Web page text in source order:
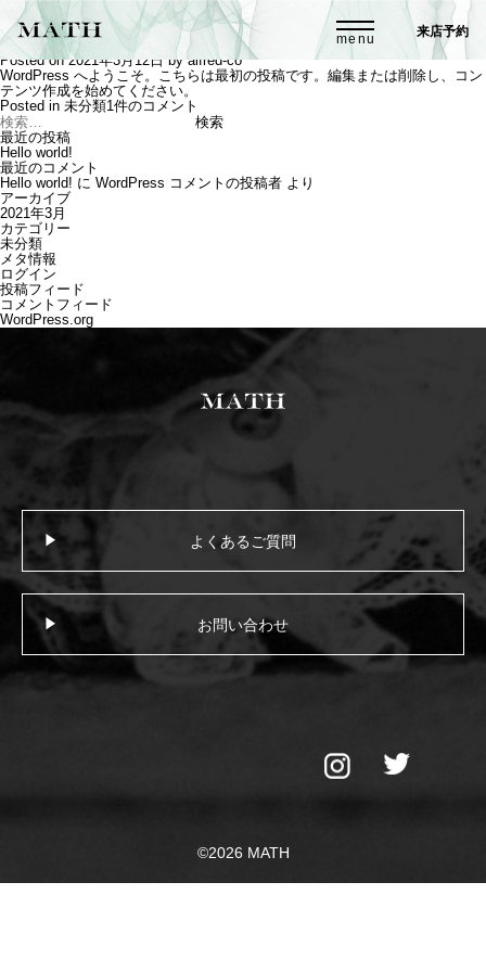
来店予約
2021年3月
Hello world!
Posted on2021年3月12日 byalfred-co
WordPress へようこそ。こちらは最初の投稿です。編集または削除し、コン
テンツ作成を始めてください。
Posted in 未分類Hello
1件のコメント
検
索:
最近の投稿
Hello world!
最近のコメント
Hello world! に WordPress コメントの投稿者 より
アーカイブ
2021年3月
カテゴリー
未分類
メタ情報
ログイン
投稿フィード
コメントフィード
WordPress.org
よくあるご質問
お問い合わせ
©2026 MATH